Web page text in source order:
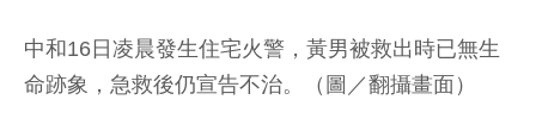
中和16日凌晨發生住宅火警，黃男被救出時已無生
命跡象，急救後仍宣告不治。（圖／翻攝畫面）